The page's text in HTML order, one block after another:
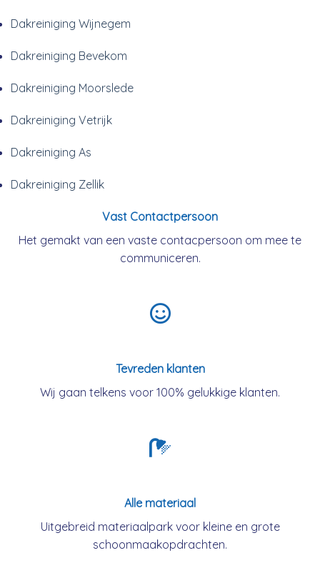
Dakreiniging Wijnegem
Dakreiniging Bevekom
Dakreiniging Moorslede
Dakreiniging Vetrijk
Dakreiniging As
Dakreiniging Zellik
Vast Contactpersoon
Het gemakt van een vaste contacpersoon om mee te
communiceren.
Tevreden klanten
Wij gaan telkens voor 100% gelukkige klanten.
Alle materiaal
Uitgebreid materiaalpark voor kleine en grote
schoonmaakopdrachten.